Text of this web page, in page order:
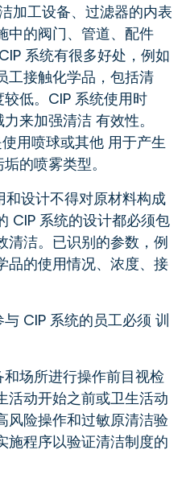
加工设备、过滤器的内表
中的阀门、管道、配件
系统有很多好处，例如
工接触化学品，包括清
低。CIP 系统使用时
来加强清洁 有效性。
用喷球或其他 用于产生
的喷雾类型。
和设计不得对原材料构成
CIP 系统的设计都必须包
清洁。已识别的参数，例
品的使用情况、浓度、接
CIP 系统的员工必须 训
场所进行操作前目视检
活动开始之前或卫生活动
风险操作和过敏原清洁验
施程序以验证清洁制度的